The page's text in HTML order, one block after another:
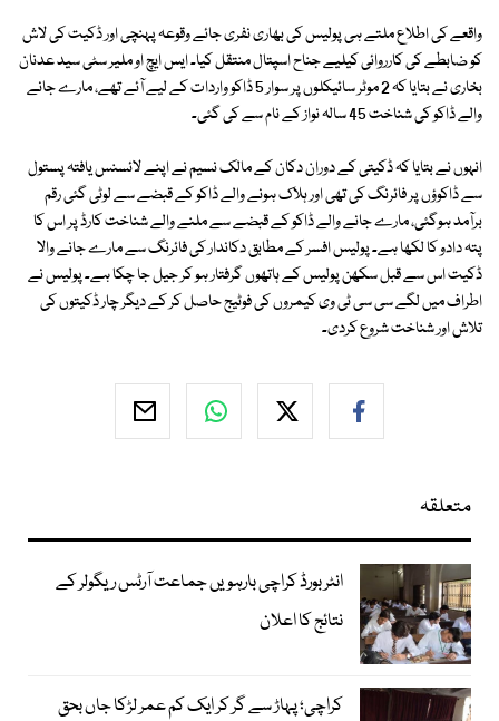
واقعے کی اطلاع ملتے ہی پولیس کی بھاری نفری جائے وقوعہ پہنچی اور ڈکیت کی لاش
کو ضابطے کی کارروائی کیلیے جناح اسپتال منتقل کیا۔ ایس ایچ او ملیر سٹی سید عدنان
بخاری نے بتایا کہ 2 موٹر سائیکلوں پر سوار 5 ڈاکو واردات کے لیے آئے تھے، مارے جانے
والے ڈاکو کی شناخت 45 سالہ نواز کے نام سے کی گئی۔
انہوں نے بتایا کہ ڈکیتی کے دوران دکان کے مالک نسیم نے اپنے لائسنس یافتہ پستول
سے ڈاکوؤں پر فائرنگ کی تھی اور ہلاک ہونے والے ڈاکو کے قبضے سے لوٹی گئی رقم
برآمد ہوگئی، مارے جانے والے ڈاکو کے قبضے سے ملنے والے شناخت کارڈ پر اس کا
پتہ دادو کا لکھا ہے۔ پولیس افسر کے مطابق دکاندار کی فائرنگ سے مارے جانے والا
ڈکیت اس سے قبل سکھن پولیس کے ہاتھوں گرفتار ہو کر جیل جا چکا ہے۔ پولیس نے
اطراف میں لگے سی سی ٹی وی کیمروں کی فوٹیج حاصل کر کے دیگر چار ڈکیتوں کی
تلاش اور شناخت شروع کردی۔
متعلقہ
انٹر بورڈ کراچی بارہویں جماعت آرٹس ریگولر کے
نتائج کا اعلان
کراچی؛ پہاڑ سے گر کر ایک کم عمر لڑکا جاں بحق